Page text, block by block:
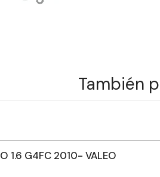
También
1.6 G4FC 2010- VALEO